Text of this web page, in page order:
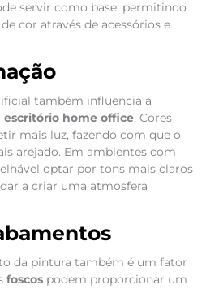
servir como base, permitindo
cor através de acessórios e
também influencia a
escritório home office. Cores
mais luz, fazendo com que o
arejado. Em ambientes com
optar por tons mais claros
a criar uma atmosfera
da pintura também é um fator
foscospodem proporcionar um